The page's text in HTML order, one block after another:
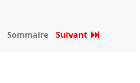
Sommaire Suivant